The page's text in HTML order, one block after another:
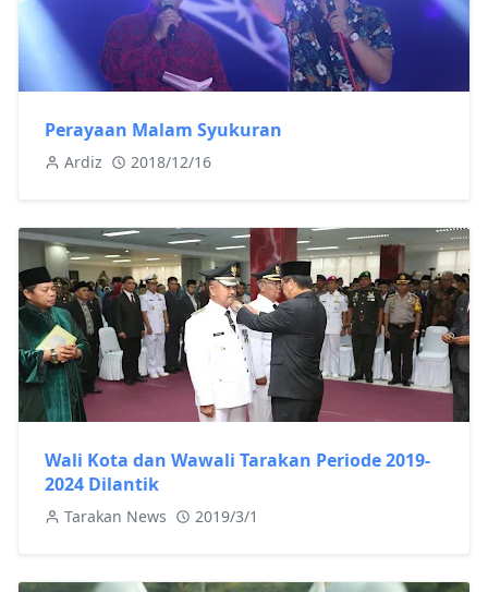
Perayaan Malam Syukuran
Ardiz 2018/12/16
Wali Kota dan Wawali Tarakan Periode 2019-
2024 Dilantik
Tarakan News 2019/3/1